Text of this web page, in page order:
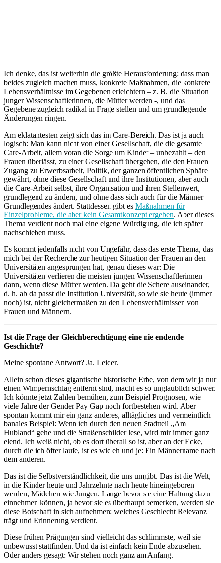
Ich denke, das ist weiterhin die größte Herausforderung: dass man
beides zugleich machen muss, konkrete Maßnahmen, die konkrete
Lebensverhältnisse im Gegebenen erleichtern – z. B. die Situation
junger Wissenschaftlerinnen, die Mütter werden -, und das
Gegebene zugleich radikal in Frage stellen und um grundlegende
Änderungen ringen.
Am eklatantesten zeigt sich das im Care-Bereich. Das ist ja auch
logisch: Man kann nicht von einer Gesellschaft, die die gesamte
Care-Arbeit, allem voran die Sorge um Kinder – unbezahlt – den
Frauen überlässt, zu einer Gesellschaft übergehen, die den Frauen
Zugang zu Erwerbsarbeit, Politik, der ganzen öffentlichen Sphäre
gewährt, ohne diese Gesellschaft und ihre Institutionen, aber auch
die Care-Arbeit selbst, ihre Organisation und ihren Stellenwert,
grundlegend zu ändern, und ohne dass sich auch für die Männer
Grundlegendes ändert. Stattdessen gibt es Maßnahmen für
Einzelprobleme, die aber kein Gesamtkonzept ergeben. Aber dieses
Thema verdient noch mal eine eigene Würdigung, die ich später
nachschieben muss.
Es kommt jedenfalls nicht von Ungefähr, dass das erste Thema, das
mich bei der Recherche zur heutigen Situation der Frauen an den
Universitäten angesprungen hat, genau dieses war: Die
Universitäten verlieren die meisten jungen Wissenschaftlerinnen
dann, wenn diese Mütter werden. Da geht die Schere auseinander,
d. h. ab da passt die Institution Universität, so wie sie heute (immer
noch) ist, nicht gleichermaßen zu den Lebensverhältnissen von
Frauen und Männern.
Ist die Frage der Gleichberechtigung eine nie endende
Geschichte?
Meine spontane Antwort? Ja. Leider.
Allein schon dieses gigantische historische Erbe, von dem wir ja nur
einen Wimpernschlag entfernt sind, macht es so unglaublich schwer.
Ich könnte jetzt Zahlen bemühen, zum Beispiel Prognosen, wie
viele Jahre der Gender Pay Gap noch fortbestehen wird. Aber
spontan kommt mir ein ganz anderes, alltägliches und vermeintlich
banales Beispiel: Wenn ich durch den neuen Stadtteil „Am
Hubland“ gehe und die Straßenschilder lese, wird mir immer ganz
elend. Ich weiß nicht, ob es dort überall so ist, aber an der Ecke,
durch die ich öfter laufe, ist es wie eh und je: Ein Männername nach
dem anderen.
Das ist die Selbstverständlichkeit, die uns umgibt. Das ist die Welt,
in die Kinder heute und Jahrzehnte nach heute hineingeboren
werden, Mädchen wie Jungen. Lange bevor sie eine Haltung dazu
einnehmen können, ja bevor sie es überhaupt bemerken, werden sie
diese Botschaft in sich aufnehmen: welches Geschlecht Relevanz
trägt und Erinnerung verdient.
Diese frühen Prägungen sind vielleicht das schlimmste, weil sie
unbewusst stattfinden. Und da ist einfach kein Ende abzusehen.
Oder anders gesagt: Wir stehen noch ganz am Anfang.